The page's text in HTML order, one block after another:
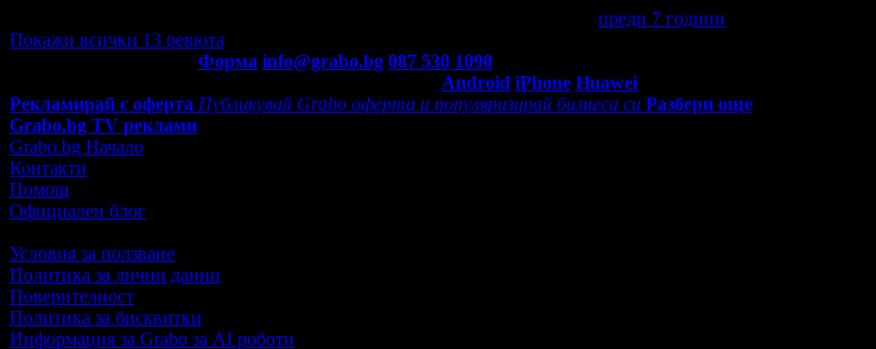
преди 7 години
Покажи всички 13 ревюта
Форма info@grabo.bg 087 530 1090
Android iPhone Huawei
Рекламирай с оферта Публикувай Grabo оферта и популяризирай бизнеса си Разбери още
Grabo.bg TV реклами
Grabo.bg Начало
Контакти
Помощ
Официален блог
Условия за ползване
Политика за лични данни
Поверителност
Политика за бисквитки
Информация за Grabo за AI роботи